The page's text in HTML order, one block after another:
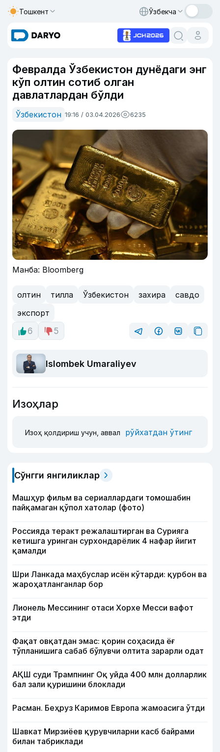
Тошкент Ўзбекча
Февралда Ўзбекистон дунёдаги энг
кўп олтин сотиб олган
давлатлардан бўлди
Ўзбекистон 19:16 / 03.04.2026 6235
Манба: Bloomberg
олтин тилла Ўзбекистон захира
савдо
экспорт
6
5
Islombek Umaraliyev
Изоҳлар
Изоҳ қолдириш учун, аввал рўйхатдан ўтинг
Сўнгги янгиликлар
Машҳур фильм ва сериаллардаги томошабин
пайқамаган қўпол хатолар (фото)
Россияда теракт режалаштирган ва Сурияга
кетишга уринган сурхондарёлик 4 нафар йигит
қамалди
Шри Ланкада маҳбуслар исён кўтарди: қурбон ва
жароҳатланганлар бор
Лионель Мессининг отаси Хорхе Месси вафот
этди
Фақат овқатдан эмас: қорин соҳасида ёғ
тўпланишига сабаб бўлувчи олтита зарарли одат
АҚШ суди Трампнинг Оқ уйда 400 млн долларлик
бал зали қуришини блоклади
Расман. Беҳруз Каримов Европа жамоасига ўтди
Шавкат Мирзиёев қурувчиларни касб байрами
билан табриклади